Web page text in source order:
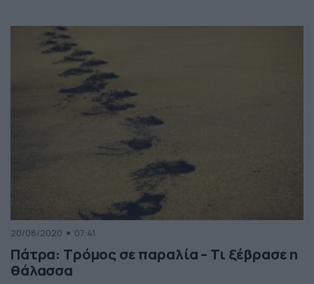
βράχια που ρίχνουν τη σκιά τους στη θάλασσα,
προσφέροντας πολύτιμο καταφύγιο από τις
καλοκαιρινές ακτίνες του ηλίου, αλλά προσφέρονται […]
20/08/2020 07:41
Πάτρα: Τρόμος σε παραλία – Τι ξέβρασε η
θάλασσα